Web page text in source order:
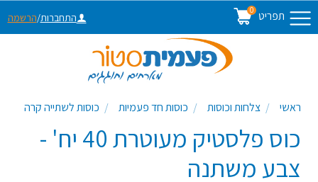
תפריט 0
התחברות/הרשמה
ראשי צלחות וכוסות כוסות חד פעמיות כוסות לשתייה קרה
כוס פלסטיק מעוטרת 40 יח' -
צבע משתנה